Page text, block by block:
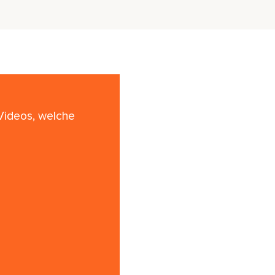
welche